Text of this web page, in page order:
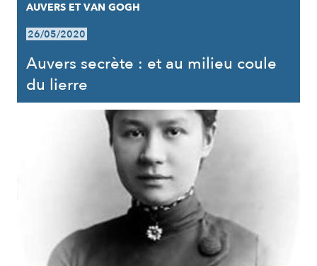
AUVERS ET VAN GOGH
26/05/2020
Auvers secrète : et au milieu coule
du lierre